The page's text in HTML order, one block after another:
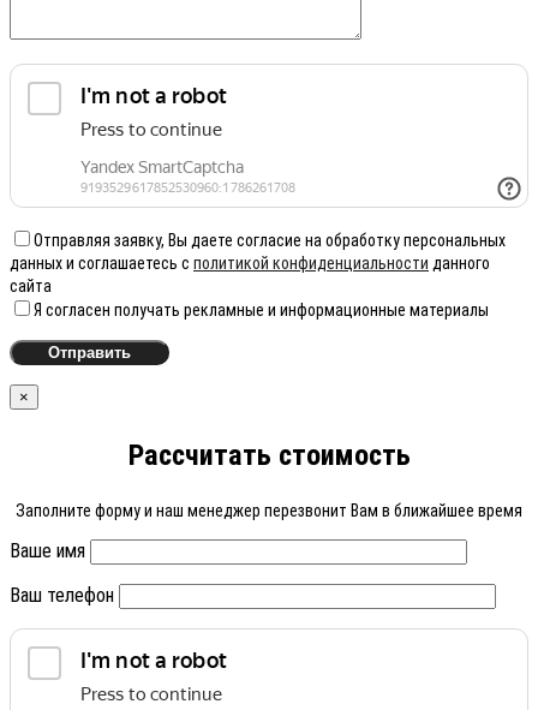
Отправляя заявку, Вы даете согласие на обработку персональных
данных и соглашаетесь с политикой конфиденциальности данного
сайта
Я согласен получать рекламные и информационные материалы
×
Рассчитать стоимость
Заполните форму и наш менеджер перезвонит Вам в ближайшее время
Ваше имя
Ваш телефон